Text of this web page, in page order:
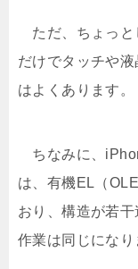
ただ、ちょっと
だけでタッチや
はよくあります。
ちなみに、
は、有機EL（
おり、構造が若
作業は同じになり